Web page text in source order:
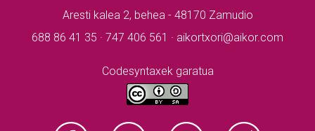
Aresti kalea 2, behea - 48170 Zamudio
688 86 41 35 · 747 406 561 · aikortxori@aikor.com
Codesyntaxek garatua